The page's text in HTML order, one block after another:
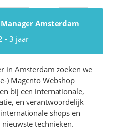
Amsterdam
- 3 jaar
in Amsterdam zoeken we
) Magento Webshop
bij een internationale,
en verantwoordelijk
shops en
technieken.